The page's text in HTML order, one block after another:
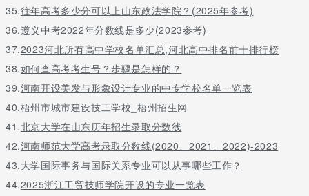
35.往年高考多少分可以上山东政法学院？(2025年参考)
36.遵义中考2022年分数线是多少(2023参考)
37.2023河北所有高中学校名单汇总,河北高中排名前十排行榜
38.如何查高考考生号？步骤是怎样的？
39.河南开设美发与形象设计专业的中专学校名单一览表
40.梧州市城市建设技工学校_梧州招生网
41.北京大学在山东历年招生录取分数线
42.河南师范大学高考录取分数线(2020、2021、2022)-2023
43.大学国际事务与国际关系专业可以从事哪些工作？
44.2025浙江工贸技师学院开设的专业一览表